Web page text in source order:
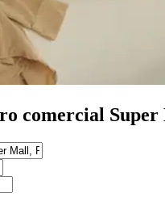
comercial